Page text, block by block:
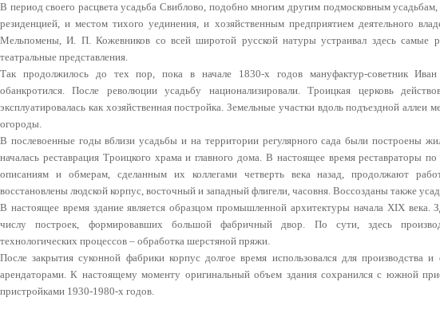
В период своего расцвета усадьба Свиблово, подобно многим другим подмосковным усадьбам,
резиденцией, и местом тихого уединения, и хозяйственным предприятием деятельного
Мельпомены, И. П. Кожевников со всей широтой русской натуры устраивал здесь самые
театральные представления.
Так продолжилось до тех пор, пока в начале 1830-х годов мануфактур-советник
обанкротился. После революции усадьбу национализировали. Троицкая церковь
эксплуатировалась как хозяйственная постройка. Земельные участки вдоль подъездной аллеи
огороды.
В послевоенные годы вблизи усадьбы и на территории регулярного сада были построены
началась реставрация Троицкого храма и главного дома. В настоящее время реставраторы
описаниям и обмерам, сделанным их коллегами четверть века назад, продолжают
восстановлены людской корпус, восточный и западный флигели, часовня. Воссозданы также
В настоящее время здание является образцом промышленной архитектуры начала XIX века.
числу построек, формировавших большой фабричный двор. По сути, здесь
технологических процессов – обработка шерстяной пряжи.
После закрытия суконной фабрики корпус долгое время использовался для производства и
арендаторами. К настоящему моменту оригинальный объем здания сохранился с южной
пристройками 1930-1980-х годов.